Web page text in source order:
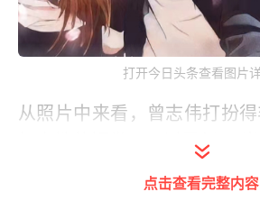
打开今日头条查看图片
从照片中来看，曾志伟打扮
标志性的短发，不过已经69
点击查看完整内容